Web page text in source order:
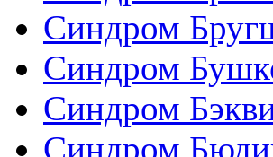
Синдром
Синдром
Синдром
Синдром